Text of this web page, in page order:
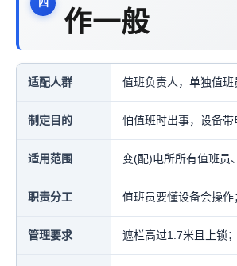
作一般
适配人群 值班负责人，单独值班
制定目的 怕值班时出事，设备
适用范围 变(配)电所所有值班员
职责分工 值班员要懂设备会操
管理要求 遮栏高过1.7米且上锁